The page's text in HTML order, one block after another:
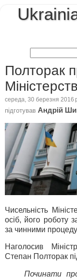
Полторак
середа, 30 березня 2016
підготував Андрій
Чисельність
осіб, його роботу
за чинними
Наголосив
Степан Полторак
Починати